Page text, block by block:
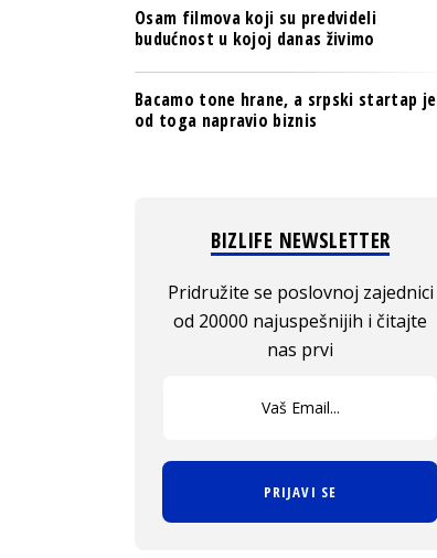
Osam filmova koji su predvideli
budućnost u kojoj danas živimo
Bacamo tone hrane, a srpski startap je
od toga napravio biznis
BIZLIFE NEWSLETTER
Pridružite se poslovnoj zajednici
od 20000 najuspešnijih i čitajte
nas prvi
PRIJAVI SE